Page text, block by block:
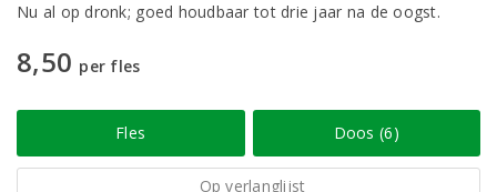
Nu al op dronk; goed houdbaar tot drie jaar na de oogst.
8,50 per fles
Fles Doos (6)
Op verlanglijst